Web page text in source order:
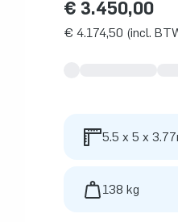
€ 3.450,00
€ 4.174,50 (incl.
5.5 x 5 x
138 kg